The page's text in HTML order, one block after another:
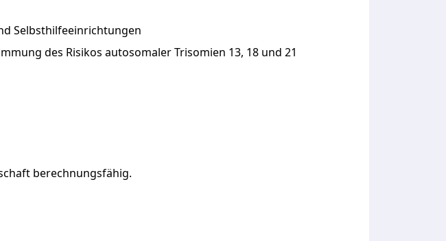
Selbsthilfeeinrichtungen
des Risikos autosomaler Trisomien 13, 18 und 21
berechnungsfähig.